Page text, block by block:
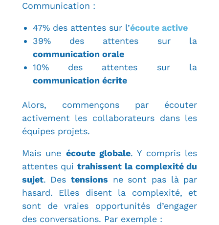
Communication :
47% des attentes sur l’écoute active
39% des attentes sur la
communication orale
10% des attentes sur la
communication écrite
Alors, commençons par écouter
activement les collaborateurs dans les
équipes projets.
Mais une écoute globale. Y compris les
attentes quitrahissent la complexité du
sujet. Destensions ne sont pas là par
hasard. Elles disent la complexité, et
sont de vraies opportunités d’engager
des conversations. Par exemple :